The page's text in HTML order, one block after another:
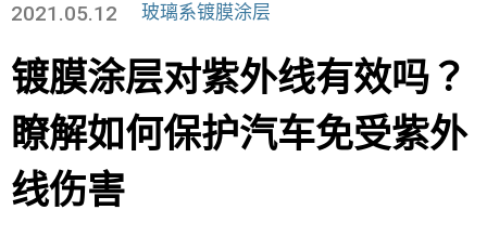
2021.05.12 玻璃系镀膜涂层
镀膜涂层对紫外线有效吗？
瞭解如何保护汽车免受紫外
线伤害